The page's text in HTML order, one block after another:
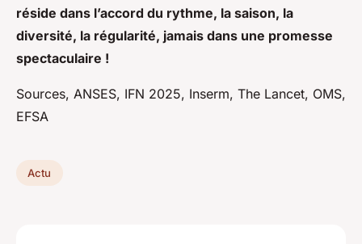
réside dans l’accord du rythme, la saison, la
diversité, la régularité, jamais dans une promesse
spectaculaire !
Sources, ANSES, IFN 2025, Inserm, The Lancet, OMS,
EFSA
Actu